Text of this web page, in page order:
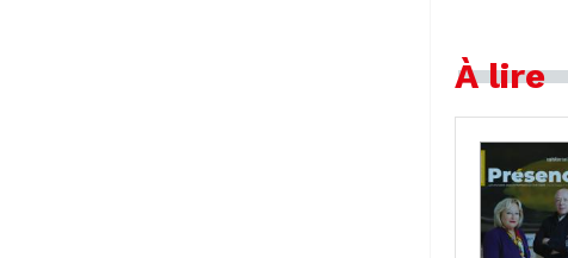
À lire